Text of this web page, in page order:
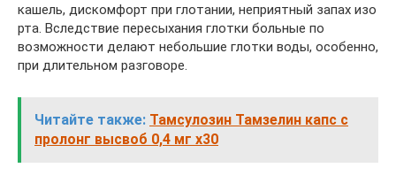
кашель, дискомфорт при глотании, неприятный запах изо
рта. Вследствие пересыхания глотки больные по
возможности делают небольшие глотки воды, особенно,
при длительном разговоре.
Читайте также: Тамсулозин Тамзелин капс с
пролонг высвоб 0,4 мг x30